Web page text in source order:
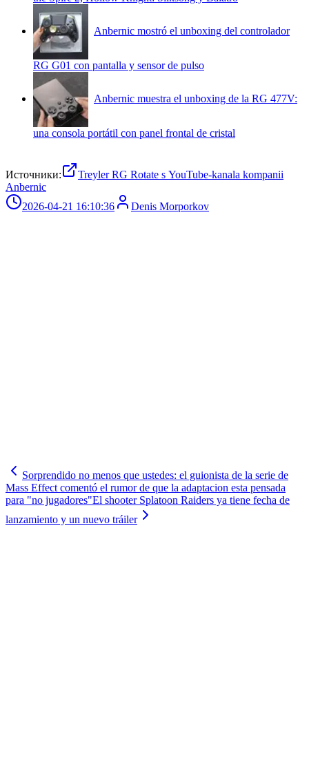
Anbernic mostró el unboxing del controlador
RG G01 con pantalla y sensor de pulso
Anbernic muestra el unboxing de la RG 477V:
una consola portátil con panel frontal de cristal
Источники:
Treyler RG Rotate s YouTube-kanala kompanii
Anbernic
2026-04-21 16:10:36
Denis Morporkov
Sorprendido no menos que ustedes: el guionista de la serie de
Mass Effect comentó el rumor de que la adaptacion esta pensada
para "no jugadores"El shooter Splatoon Raiders ya tiene fecha de
lanzamiento y un nuevo tráiler